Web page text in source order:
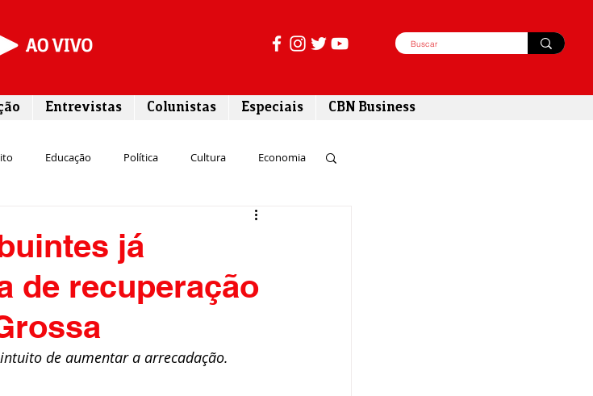
Entrevistas Colunistas Especiais CBN Business
Educação Política Cultura Economia
Empreendedorismo Sustentabilidade
Assistência Social
já
de recuperação
de aumentar a arrecadação.